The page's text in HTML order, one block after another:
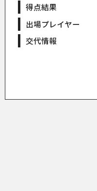
得点結果
出場プレイヤー
交代情報